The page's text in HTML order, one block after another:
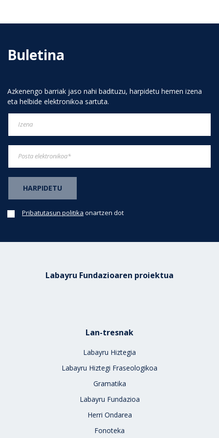
Buletina
Azkenengo barriak jaso nahi badituzu, harpidetu hemen izena
eta helbide elektronikoa sartuta.
Pribatutasun politika onartzen dot
Labayru Fundazioaren proiektua
Lan-tresnak
Labayru Hiztegia
Labayru Hiztegi Fraseologikoa
Gramatika
Labayru Fundazioa
Herri Ondarea
Fonoteka